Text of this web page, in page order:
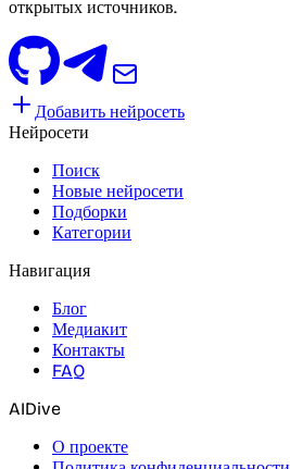
открытых источников.
Добавить нейросеть
Нейросети
Поиск
Новые нейросети
Подборки
Категории
Навигация
Блог
Медиакит
Контакты
FAQ
AIDive
О проекте